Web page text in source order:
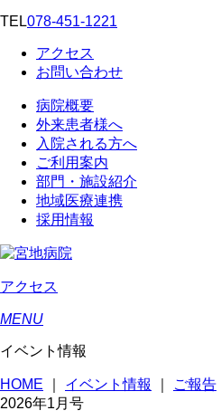
TEL078-451-1221
アクセス
お問い合わせ
病院概要
外来患者様へ
入院される方へ
ご利用案内
部門・施設紹介
地域医療連携
採用情報
アクセス
MENU
イベント情報
HOME イベント情報 ご報告
2026年1月号